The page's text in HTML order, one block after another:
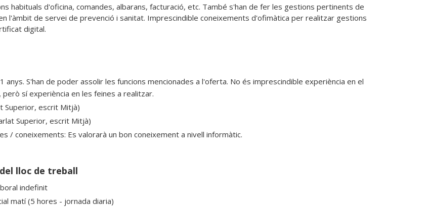
habituals d'oficina, comandes, albarans, facturació, etc. També s'han de fer les gestions pertinents de
l'àmbit de servei de prevenció i sanitat. Imprescindible coneixements d'ofimàtica per realitzar gestions
digital.
anys. S'han de poder assolir les funcions mencionades a l'oferta. No és imprescindible experiència en el
sí experiència en les feines a realitzar.
Superior, escrit Mitjà)
Superior, escrit Mitjà)
/ coneixements: Es valorarà un bon coneixement a nivell informàtic.
lloc de treball
indefinit
matí (5 hores - jornada diaria)